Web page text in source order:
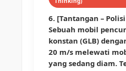
6. [Tantangan –
Sebuah mobil
konstan (GLB)
20 m/s melewati
yang sedang diam.